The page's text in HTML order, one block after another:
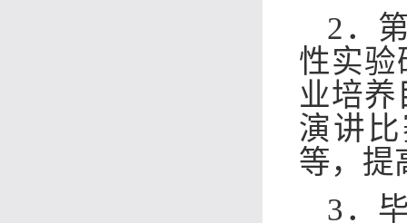
2．
性实验
业培
演讲
等，提
3．